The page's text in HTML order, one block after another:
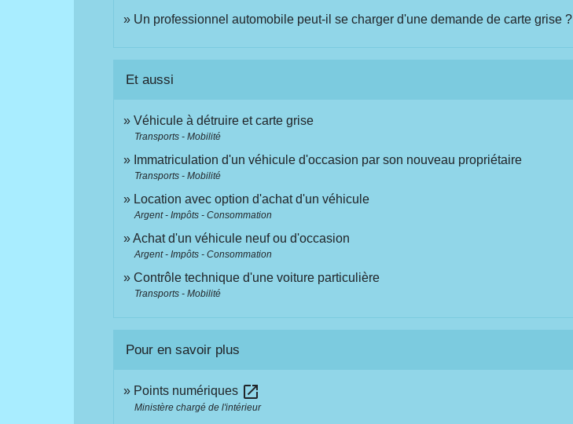
Un professionnel automobile peut-il se charger d'une demande de carte grise ?
Et aussi
Véhicule à détruire et carte grise
Transports - Mobilité
Immatriculation d'un véhicule d'occasion par son nouveau propriétaire
Transports - Mobilité
Location avec option d'achat d'un véhicule
Argent - Impôts - Consommation
Achat d'un véhicule neuf ou d'occasion
Argent - Impôts - Consommation
Contrôle technique d'une voiture particulière
Transports - Mobilité
Pour en savoir plus
Points numériques open_in_new
Ministère chargé de l'intérieur